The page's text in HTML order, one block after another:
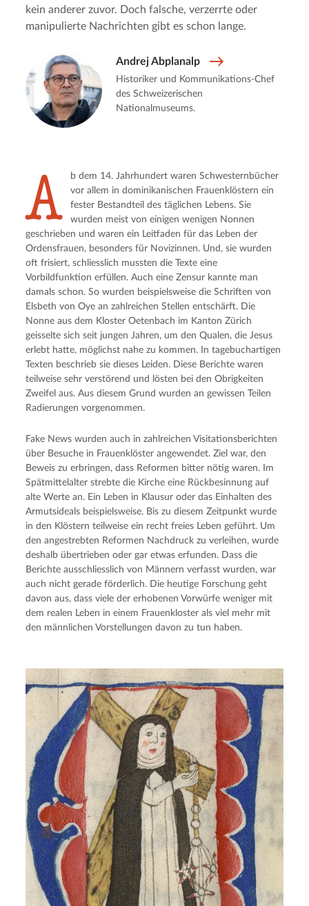
kein anderer zuvor. Doch falsche, verzerrte oder
manipulierte Nachrichten gibt es schon lange.
Andrej Abplanalp
Historiker und Kommunikations-Chef
des Schweizerischen
Nationalmuseums.
A
b dem 14. Jahrhundert waren Schwesternbücher
vor allem in dominikanischen Frauenklöstern ein
fester Bestandteil des täglichen Lebens. Sie
wurden meist von einigen wenigen Nonnen
geschrieben und waren ein Leitfaden für das Leben der
Ordensfrauen, besonders für Novizinnen. Und, sie wurden
oft frisiert, schliesslich mussten die Texte eine
Vorbildfunktion erfüllen. Auch eine Zensur kannte man
damals schon. So wurden beispielsweise die Schriften von
Elsbeth von Oye an zahlreichen Stellen entschärft. Die
Nonne aus dem Kloster Oetenbach im Kanton Zürich
geisselte sich seit jungen Jahren, um den Qualen, die Jesus
erlebt hatte, möglichst nahe zu kommen. In tagebuchartigen
Texten beschrieb sie dieses Leiden. Diese Berichte waren
teilweise sehr verstörend und lösten bei den Obrigkeiten
Zweifel aus. Aus diesem Grund wurden an gewissen Teilen
Radierungen vorgenommen.
Fake News wurden auch in zahlreichen Visitationsberichten
über Besuche in Frauenklöster angewendet. Ziel war, den
Beweis zu erbringen, dass Reformen bitter nötig waren. Im
Spätmittelalter strebte die Kirche eine Rückbesinnung auf
alte Werte an. Ein Leben in Klausur oder das Einhalten des
Armutsideals beispielsweise. Bis zu diesem Zeitpunkt wurde
in den Klöstern teilweise ein recht freies Leben geführt. Um
den angestrebten Reformen Nachdruck zu verleihen, wurde
deshalb übertrieben oder gar etwas erfunden. Dass die
Berichte ausschliesslich von Männern verfasst wurden, war
auch nicht gerade förderlich. Die heutige Forschung geht
davon aus, dass viele der erhobenen Vorwürfe weniger mit
dem realen Leben in einem Frauenkloster als viel mehr mit
den männlichen Vorstellungen davon zu tun haben.